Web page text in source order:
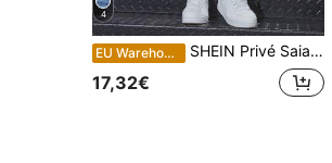
4
EU Warehouse SHEIN Privé Saia jeans casual de comprimento médio feminina com bolsos e fenda
17,32€